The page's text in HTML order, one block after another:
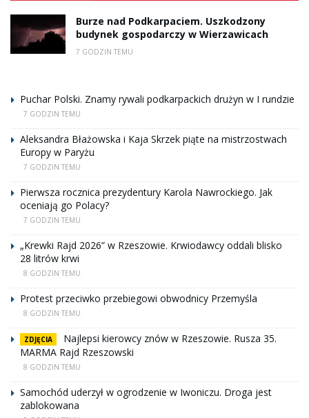
Burze nad Podkarpaciem. Uszkodzony
budynek gospodarczy w Wierzawicach
7 GODZIN TEMU
Puchar Polski. Znamy rywali podkarpackich drużyn w I rundzie
7 GODZIN TEMU
Aleksandra Błażowska i Kaja Skrzek piąte na mistrzostwach
Europy w Paryżu
7 GODZIN TEMU
Pierwsza rocznica prezydentury Karola Nawrockiego. Jak
oceniają go Polacy?
7 GODZIN TEMU
„Krewki Rajd 2026” w Rzeszowie. Krwiodawcy oddali blisko
28 litrów krwi
8 GODZIN TEMU
Protest przeciwko przebiegowi obwodnicy Przemyśla
8 GODZIN TEMU
ZDJĘCIA
Najlepsi kierowcy znów w Rzeszowie. Rusza 35.
MARMA Rajd Rzeszowski
8 GODZIN TEMU
Samochód uderzył w ogrodzenie w Iwoniczu. Droga jest
zablokowana